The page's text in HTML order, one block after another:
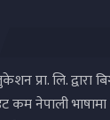
प्रा. लि. द्वारा
नेपाली भाषामा